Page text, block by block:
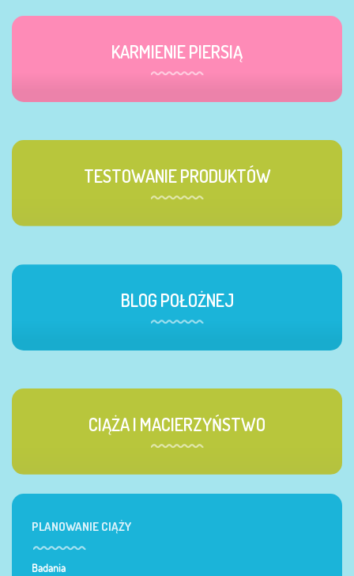
KARMIENIE PIERSIĄ
TESTOWANIE PRODUKTÓW
BLOG POŁOŻNEJ
CIĄŻA I MACIERZYŃSTWO
PLANOWANIE CIĄŻY
Badania